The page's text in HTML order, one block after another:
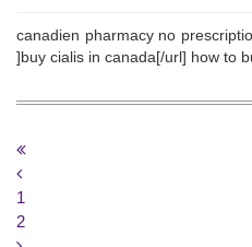
canadien pharmacy no
]buy cialis in canada[/url] how to
1
2